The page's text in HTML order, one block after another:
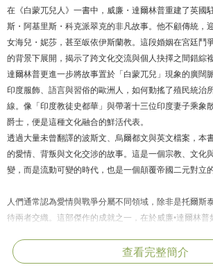
在《白蒙兀兒人》一書中，威廉・達爾林普重建了英國
斯・阿基里斯・科克派翠克的非凡故事。他不顧傳統，
女海兒・妮莎，甚至皈依伊斯蘭教。這段婚姻在宮廷鬥
的背景下展開，揭示了跨文化交流與個人抉擇之間錯綜複
達爾林普更進一步將故事置於「白蒙兀兒」現象的廣闊
印度服飾、語言與習俗的歐洲人，如何動搖了殖民統治
線。像「印度教徒史都華」與帶著十三位印度妻子乘象
爵士，便是這種文化融合的鮮活代表。
透過大量未曾翻譯的波斯文、烏爾都文與英文檔案，本
的愛情、背叛與文化交涉的故事。這是一個宗教、文化
變，而是流動可變的時代，也是一個顛覆帝國二元對立的
人們通常認為愛情與戰爭分屬不同領域，除非是托爾斯
待兩者交織。這部傑作的成就之一，在於威廉•達爾林
添層次深度。達爾林普的敘事節奏如驚悚小說般緊湊
了學識、文筆與洞見的華麗交鋒。簡短評論難以盡述其
查看完整簡介